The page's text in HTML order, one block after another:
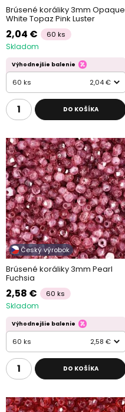
Brúsené koráliky 3mm Opaque
White Topaz Pink Luster
2,04 € 60 ks
Skladom
Výhodnejšie balenie
60 ks 2,04 €
DO KOŠÍKA
Český výrobok
Brúsené koráliky 3mm Pearl
Fuchsia
2,58 € 60 ks
Skladom
Výhodnejšie balenie
60 ks 2,58 €
DO KOŠÍKA